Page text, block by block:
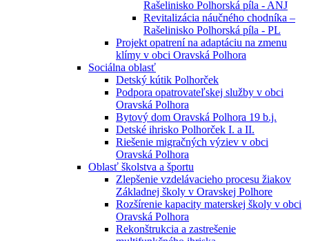
Rašelinisko Polhorská píla - ANJ
Revitalizácia náučného chodníka –
Rašelinisko Polhorská píla - PL
Projekt opatrení na adaptáciu na zmenu
klímy v obci Oravská Polhora
Sociálna oblasť
Detský kútik Polhorček
Podpora opatrovateľskej služby v obci
Oravská Polhora
Bytový dom Oravská Polhora 19 b.j.
Detské ihrisko Polhorček I. a II.
Riešenie migračných výziev v obci
Oravská Polhora
Oblasť školstva a športu
Zlepšenie vzdelávacieho procesu žiakov
Základnej školy v Oravskej Polhore
Rozšírenie kapacity materskej školy v obci
Oravská Polhora
Rekonštrukcia a zastrešenie